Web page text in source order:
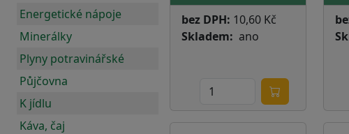
Energetické nápoje
Minerálky
Plyny potravinářské
Půjčovna
K jídlu
Káva, čaj
bez DPH: 10,60 Kč
Skladem
ano